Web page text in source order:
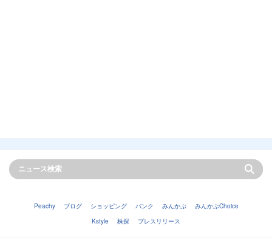
Peachy ブログ ショッピング バンク みんかぶ
みんかぶChoice
Kstyle
株探 プレスリリース